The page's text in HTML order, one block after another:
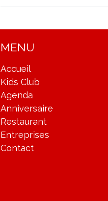
MENU
Accueil
Kids Club
Agenda
Anniversaire
Restaurant
Entreprises
Contact